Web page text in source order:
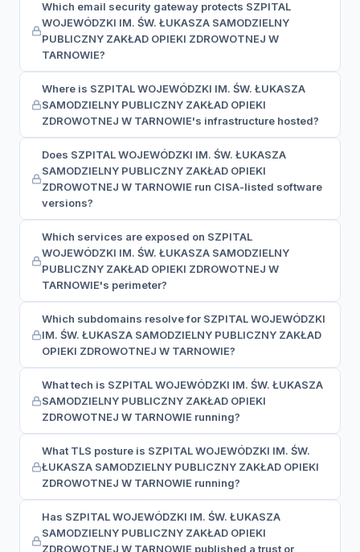
Which email security gateway protects SZPITAL
WOJEWÓDZKI IM. ŚW. ŁUKASZA SAMODZIELNY
PUBLICZNY ZAKŁAD OPIEKI ZDROWOTNEJ W
TARNOWIE?
Where is SZPITAL WOJEWÓDZKI IM. ŚW. ŁUKASZA
SAMODZIELNY PUBLICZNY ZAKŁAD OPIEKI
ZDROWOTNEJ W TARNOWIE's infrastructure hosted?
Does SZPITAL WOJEWÓDZKI IM. ŚW. ŁUKASZA
SAMODZIELNY PUBLICZNY ZAKŁAD OPIEKI
ZDROWOTNEJ W TARNOWIE run CISA-listed software
versions?
Which services are exposed on SZPITAL
WOJEWÓDZKI IM. ŚW. ŁUKASZA SAMODZIELNY
PUBLICZNY ZAKŁAD OPIEKI ZDROWOTNEJ W
TARNOWIE's perimeter?
Which subdomains resolve for SZPITAL WOJEWÓDZKI
IM. ŚW. ŁUKASZA SAMODZIELNY PUBLICZNY ZAKŁAD
OPIEKI ZDROWOTNEJ W TARNOWIE?
What tech is SZPITAL WOJEWÓDZKI IM. ŚW. ŁUKASZA
SAMODZIELNY PUBLICZNY ZAKŁAD OPIEKI
ZDROWOTNEJ W TARNOWIE running?
What TLS posture is SZPITAL WOJEWÓDZKI IM. ŚW.
ŁUKASZA SAMODZIELNY PUBLICZNY ZAKŁAD OPIEKI
ZDROWOTNEJ W TARNOWIE running?
Has SZPITAL WOJEWÓDZKI IM. ŚW. ŁUKASZA
SAMODZIELNY PUBLICZNY ZAKŁAD OPIEKI
ZDROWOTNEJ W TARNOWIE published a trust or